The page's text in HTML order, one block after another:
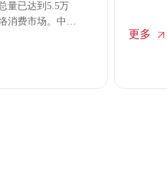
量已达到5.5万
消费市场。中国
2022年达到
更多